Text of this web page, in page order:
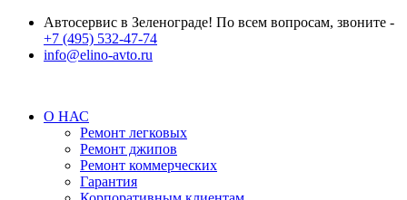
Автосервис в Зеленограде! По всем вопросам, звоните -
+7 (495) 532-47-74
info@elino-avto.ru
О НАС
Ремонт легковых
Ремонт джипов
Ремонт коммерческих
Гарантия